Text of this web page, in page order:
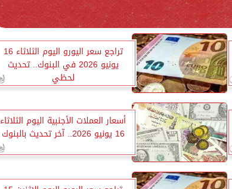
تراجع سعر اليورو اليوم الثلاثاء 16
يونيو 2026 في البنوك.. تحديث
لحظي
أسعار العملات الأجنبية اليوم الثلاثاء
16 يونيو 2026.. آخر تحديث بالبنوك